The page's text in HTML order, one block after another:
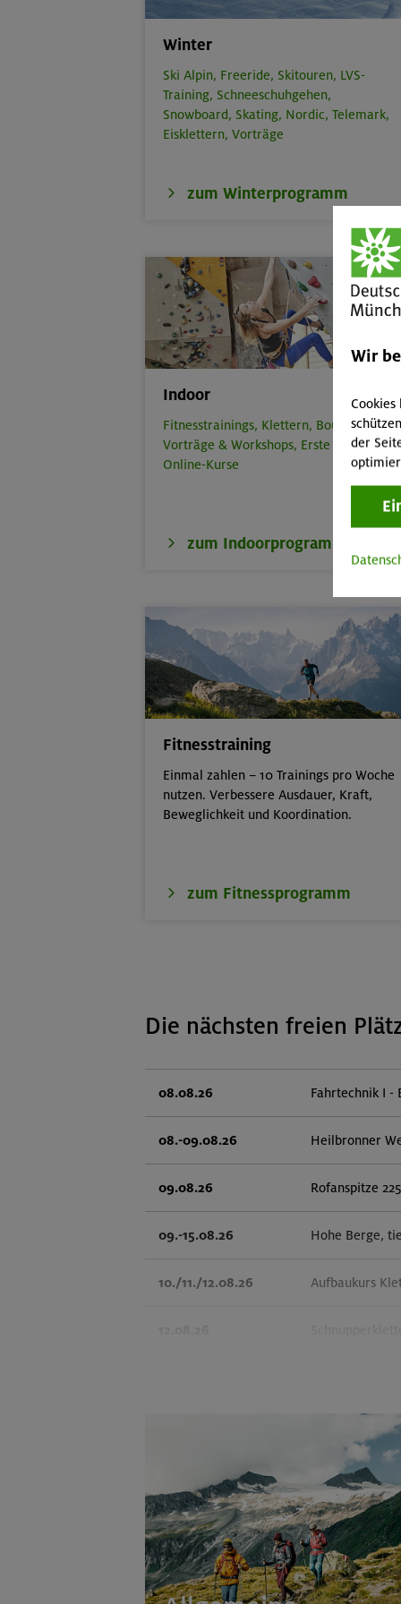
Winter
Ski Alpin, Freeride, Skitouren, LVS-
Training, Schneeschuhgehen,
Snowboard, Skating, Nordic, Telemark,
Eisklettern, Vorträge
zum Winterprogramm
Indoor
Fitnesstrainings, Klettern, Bouldern,
Vorträge & Workshops, Erste Hilfe,
Online-Kurse
zum Indoorprogramm
Fitnesstraining
Einmal zahlen – 10 Trainings pro Woche
nutzen. Verbessere Ausdauer, Kraft,
Beweglichkeit und Koordination.
zum Fitnessprogramm
Die nächsten freien
08.08.26 Fahrtechnik I -
08.-09.08.26 Heilbronner
09.08.26 Rofanspitze
09.-15.08.26 Hohe Berge,
10./11./12.08.26 Aufbaukurs
Schönbichler
Klettertreff
15.-16.08.26 Hohes Licht
15.-20.08.26
Klettersteige
(inkl. Ü)
Wir
der